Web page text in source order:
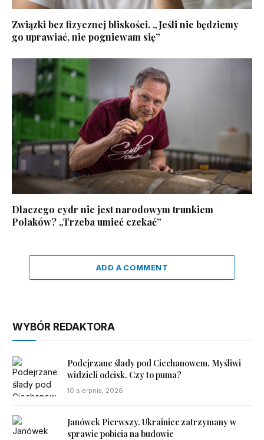
Związki bez fizycznej bliskości. „Jeśli nie będziemy
go uprawiać, nie pogniewam się”
Dlaczego cydr nie jest narodowym trunkiem
Polaków? „Trzeba umieć czekać”
ADD A COMMENT
WYBÓR REDAKTORA
Podejrzane ślady pod Ciechanowem. Myśliwi
widzieli odcisk. Czy to puma?
10 sierpnia, 2026
Janówek Pierwszy. Ukrainiec zatrzymany w
sprawie pobicia na budowie